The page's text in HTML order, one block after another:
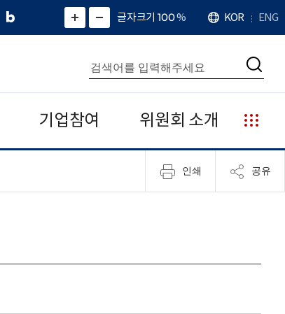
네
그
)
화
면
면
소
확
대
치
글자크기 100%
언
어
KOR ENG
통
합
검
색
검
기업참여 위원회 소개
누
리
집
안
인쇄 공유